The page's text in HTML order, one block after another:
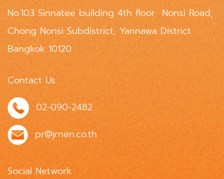
No.103 Sinnatee building 4th floor Nonsi Road,
Chong Nonsi Subdistrict, Yannawa District
Bangkok 10120
Contact Us
02-090-2482
pr@jrnen.co.th
Social Network